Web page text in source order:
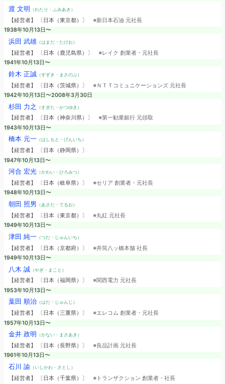
渡 文明 （わたり・ふみあき）
【経営者】 〔日本（東京都）〕 ※新日本石油 元社長
1938年10月13日〜
浜田 武雄（はまだ・たけお）
【経営者】 〔日本（鹿児島県）〕 ※レイク 創業者・元社長
1941年10月13日〜
鈴木 正誠（すずき・まさのぶ）
【経営者】 〔日本（茨城県）〕 ※ＮＴＴコミュニケーションズ 元社長
1942年10月13日〜2008年3月30日
杉田 力之 （すぎた・かつゆき）
【経営者】 〔日本（神奈川県）〕 ※第一勧業銀行 元頭取
1943年10月13日〜
橋本 元一（はしもと・げんいち）
【経営者】 〔日本（静岡県）〕
1947年10月13日〜
河合 宏光（かわい・ひろみつ）
【経営者】 〔日本（岐阜県）〕 ※セリア 創業者・元社長
1948年10月13日〜
朝田 照男 （あさだ・てるお）
【経営者】 〔日本（東京都）〕 ※丸紅 元社長
1949年10月13日〜
津田 純一（つだ・じゅんいち）
【経営者】 〔日本（京都府）〕 ※井筒八ッ橋本舗 社長
1949年10月13日〜
八木 誠（やぎ・まこと）
【経営者】 〔日本（福岡県）〕 ※関西電力 元社長
1953年10月13日〜
葉田 順治（はだ・じゅんじ）
【経営者】 〔日本（三重県）〕 ※エレコム 創業者・元社長
1957年10月13日〜
金井 政明 （かない・まさあき）
【経営者】 〔日本（長野県）〕 ※良品計画 元社長
1961年10月13日〜
石川 諭（いしかわ・さとし）
【経営者】 〔日本（千葉県）〕 ※トランザクション 創業者・社長